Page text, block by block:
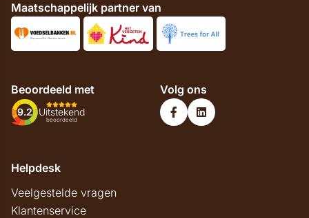
Maatschappelijk partner van
Beoordeeld met
9.2 Uitstekend
beoordeeld
Volg ons
Helpdesk
Veelgestelde vragen
Klantenservice